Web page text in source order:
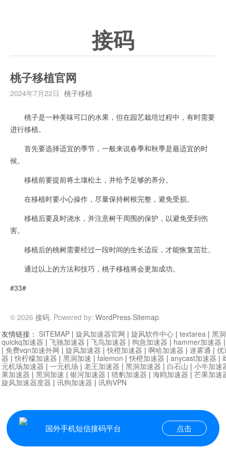
接码
桃子移植官网
2024年7月22日 桃子移植
桃子是一种美味可口的水果，但在园艺栽培过程中，有时需要
进行移植。
首先要选择适宜的季节，一般来说春季和秋季是最适宜的时
候。
移植前要提前将土壤松土，并给予足够的养分。
在移植时要小心操作，尽量保持树根完整，避免受损。
移植后要及时浇水，并注意树干周围的保护，以避免受到伤
害。
移植后的桃树需要经过一段时间的生长适应，才能恢复茁壮。
通过以上的方法和技巧，桃子移植将会更加成功。
#33#
© 2026 接码. Powered by: WordPress.Sitemap.
国外手机短信接码平台 点击
友情链接： SITEMAP | 旋风加速器官网 | 旋风软件中心 | textarea | 黑
quickq加速器 | 飞驰加速器 | 飞鸟加速器 | 狗急加速器 | hammer加速器
| 免费vqn加速外网 | 旋风加速器 |快橙加速器 | 啊哈加速器 | 迷雾通 | 优
器 |快柠檬加速器 | 黑洞加速 | falemon |快橙加速器 | anycast加速器 |
元机场加速器 | 一元机场 | 老王加速器 | 黑洞加速器 | 白石山 | 小牛加速
果加速器 | 黑洞加速 | 银河加速器 | 猎豹加速器 | 海鸥加速器 | 芒果加速
旋风加速器度器 | 讯狗加速器 | 讯狗VPN